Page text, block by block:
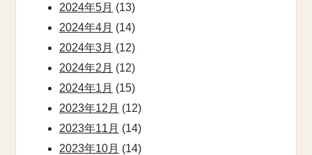
2024年5月 (13)
2024年4月 (14)
2024年3月 (12)
2024年2月 (12)
2024年1月 (15)
2023年12月 (12)
2023年11月 (14)
2023年10月 (14)